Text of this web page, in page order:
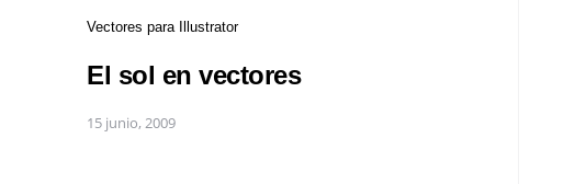
Vectores para Illustrator
El sol en vectores
15 junio, 2009